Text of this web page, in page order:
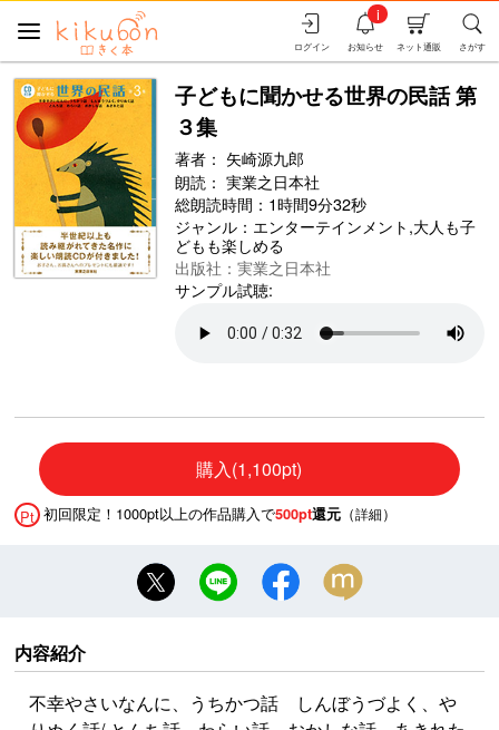
さがす
ネット通販
お知らせ
i
ログイン
子どもに聞かせる世界の民話 第
３集
著者： 矢崎源九郎
朗読： 実業之日本社
総朗読時間：1時間9分32秒
ジャンル： エンターテインメント,大人も子
どもも楽しめる
出版社：実業之日本社
サンプル試聴:
購入(1,100pt)
Pt 初回限定！1000pt以上の作品購入で500pt還元 （詳細）
内容紹介
不幸やさいなんに、うちかつ話 しんぼうづよく、や